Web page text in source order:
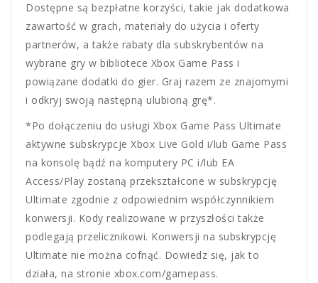
Dostępne są bezpłatne korzyści, takie jak dodatkowa
zawartość w grach, materiały do użycia i oferty
partnerów, a także rabaty dla subskrybentów na
wybrane gry w bibliotece Xbox Game Pass i
powiązane dodatki do gier. Graj razem ze znajomymi
i odkryj swoją następną ulubioną grę*.
*Po dołączeniu do usługi Xbox Game Pass Ultimate
aktywne subskrypcje Xbox Live Gold i/lub Game Pass
na konsolę bądź na komputery PC i/lub EA
Access/Play zostaną przekształcone w subskrypcję
Ultimate zgodnie z odpowiednim współczynnikiem
konwersji. Kody realizowane w przyszłości także
podlegają przelicznikowi. Konwersji na subskrypcję
Ultimate nie można cofnąć. Dowiedz się, jak to
działa, na stronie xbox.com/gamepass.